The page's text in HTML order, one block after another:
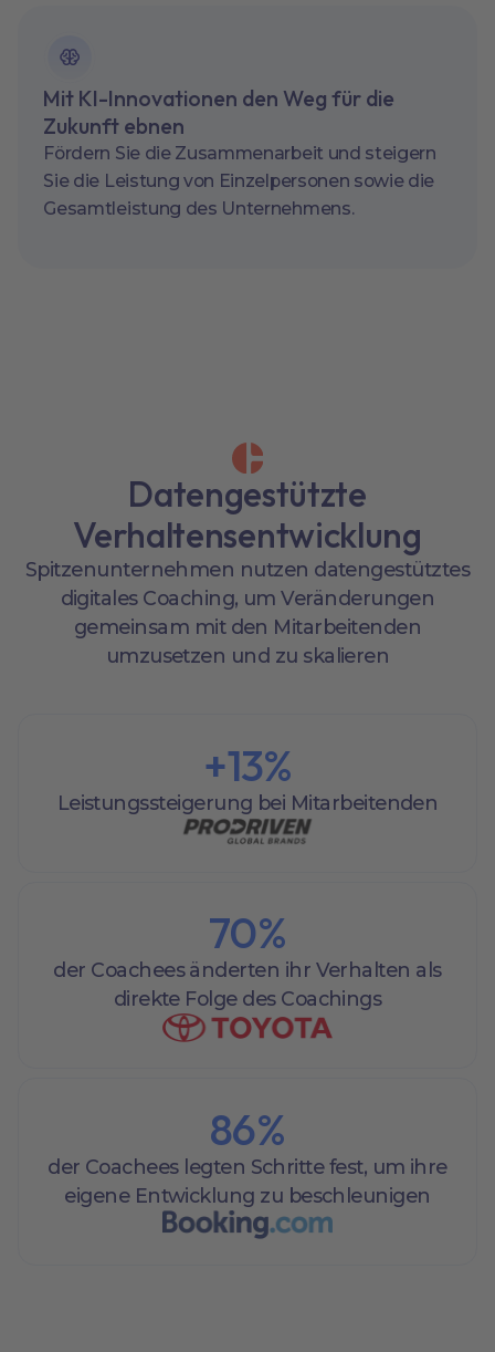
Mit KI-Innovationen den Weg für die
Zukunft ebnen
Fördern Sie die Zusammenarbeit und steigern
Sie die Leistung von Einzelpersonen sowie die
Gesamtleistung des Unternehmens.
Datengestützte
Verhaltensentwicklung
Spitzenunternehmen nutzen datengestütztes
digitales Coaching, um Veränderungen
gemeinsam mit den Mitarbeitenden
umzusetzen und zu skalieren
+13%
Leistungssteigerung bei Mitarbeitenden
70%
der Coachees änderten ihr Verhalten als
direkte Folge des Coachings
86%
der Coachees legten Schritte fest, um ihre
eigene Entwicklung zu beschleunigen